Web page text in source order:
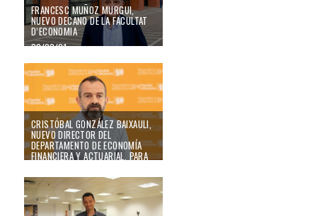
FRANCESC MUÑOZ MURGUI,
NUEVO DECANO DE LA FACULTAT
D’ECONOMIA
30/03/21
Cristóbal González Baixauli, nuevo Director del Departamento de
CRISTÓBAL GONZÁLEZ BAIXAULI,
NUEVO DIRECTOR DEL
DEPARTAMENTO DE ECONOMÍA
FINANCIERA Y ACTUARIAL, PARA
01/03/21
Fallece nuestro querido compañero José Julián Ponce García